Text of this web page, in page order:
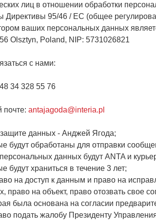
лиц в отношении обработки
Директивы 95/46 / EC (общее
ваших персональных данных
Olsztyn, Poland, NIP: 5731026821
с нами:
34 328 55 76
почте: antajagoda@interia.pl
данных - Анджей Ягода;
будут обработаны для отправки
данных будут ANTA и
будут храниться в течение 3 лет;
на доступ к данным и право на
право на объект, право отозвать свое
была основана на согласии
подать жалобу Президенту